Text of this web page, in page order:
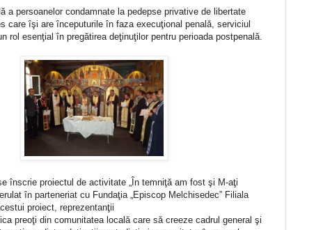
a persoanelor condamnate la pedepse privative de libertate
care îşi are începuturile în faza execuţional penală, serviciul
rol esenţial în pregătirea deţinuţilor pentru perioada postpenală.
înscrie proiectul de activitate „În temniţă am fost şi M-aţi
în parteneriat cu Fundaţia „Episcop Melchisedec” Filiala
proiect, reprezentanţii
preoţi din comunitatea locală care să creeze cadrul general şi